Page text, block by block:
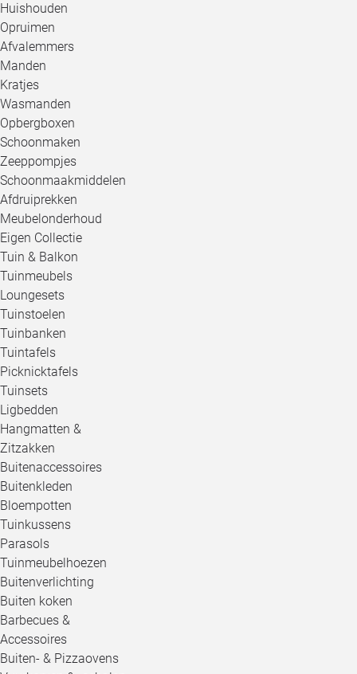
Huishouden
Opruimen
Afvalemmers
Manden
Kratjes
Wasmanden
Opbergboxen
Schoonmaken
Zeeppompjes
Schoonmaakmiddelen
Afdruiprekken
Meubelonderhoud
Eigen Collectie
Tuin & Balkon
Tuinmeubels
Loungesets
Tuinstoelen
Tuinbanken
Tuintafels
Picknicktafels
Tuinsets
Ligbedden
Hangmatten &
Zitzakken
Buitenaccessoires
Buitenkleden
Bloempotten
Tuinkussens
Parasols
Tuinmeubelhoezen
Buitenverlichting
Buiten koken
Barbecues &
Accessoires
Buiten- & Pizzaovens